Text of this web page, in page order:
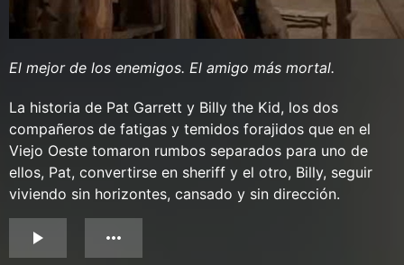
El mejor de los enemigos. El amigo más mortal.
La historia de Pat Garrett y Billy the Kid, los dos
compañeros de fatigas y temidos forajidos que en el
Viejo Oeste tomaron rumbos separados para uno de
ellos, Pat, convertirse en sheriff y el otro, Billy, seguir
viviendo sin horizontes, cansado y sin dirección.